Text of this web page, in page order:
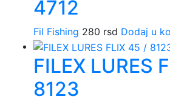
4712
Fil Fishing 280 rsd Dodaj u
FILEX LURES
8123